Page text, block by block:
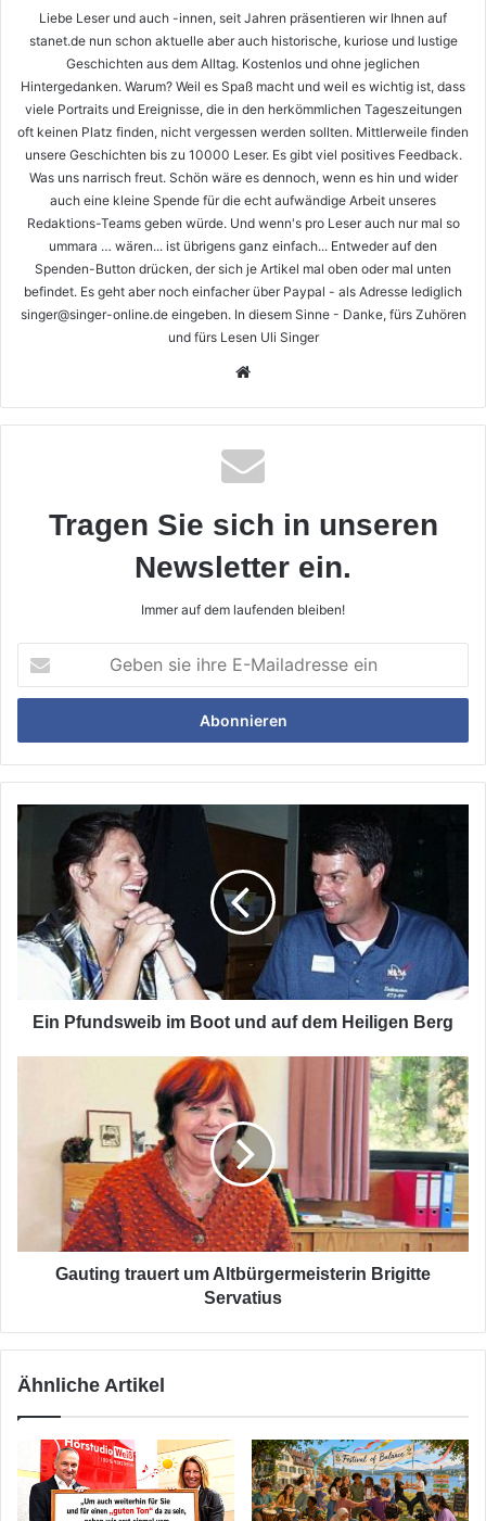
Liebe Leser und auch -innen, seit Jahren präsentieren wir Ihnen auf
stanet.de nun schon aktuelle aber auch historische, kuriose und lustige
Geschichten aus dem Alltag. Kostenlos und ohne jeglichen
Hintergedanken. Warum? Weil es Spaß macht und weil es wichtig ist, dass
viele Portraits und Ereignisse, die in den herkömmlichen Tageszeitungen
oft keinen Platz finden, nicht vergessen werden sollten. Mittlerweile finden
unsere Geschichten bis zu 10000 Leser. Es gibt viel positives Feedback.
Was uns narrisch freut. Schön wäre es dennoch, wenn es hin und wider
auch eine kleine Spende für die echt aufwändige Arbeit unseres
Redaktions-Teams geben würde. Und wenn's pro Leser auch nur mal so
ummara … wären... ist übrigens ganz einfach... Entweder auf den
Spenden-Button drücken, der sich je Artikel mal oben oder mal unten
befindet. Es geht aber noch einfacher über Paypal - als Adresse lediglich
singer@singer-online.de eingeben. In diesem Sinne - Danke, fürs Zuhören
und fürs Lesen Uli Singer
Tragen Sie sich in unseren
Newsletter ein.
Immer auf dem laufenden bleiben!
sie
ihre
Mailadresse
ein
Ein
Pfundsweib
im
auf
dem
Ein Pfundsweib im Boot und auf dem Heiligen Berg
Altbürgermeisterin
Servatius
Gauting trauert um Altbürgermeisterin Brigitte
Servatius
Ähnliche Artikel